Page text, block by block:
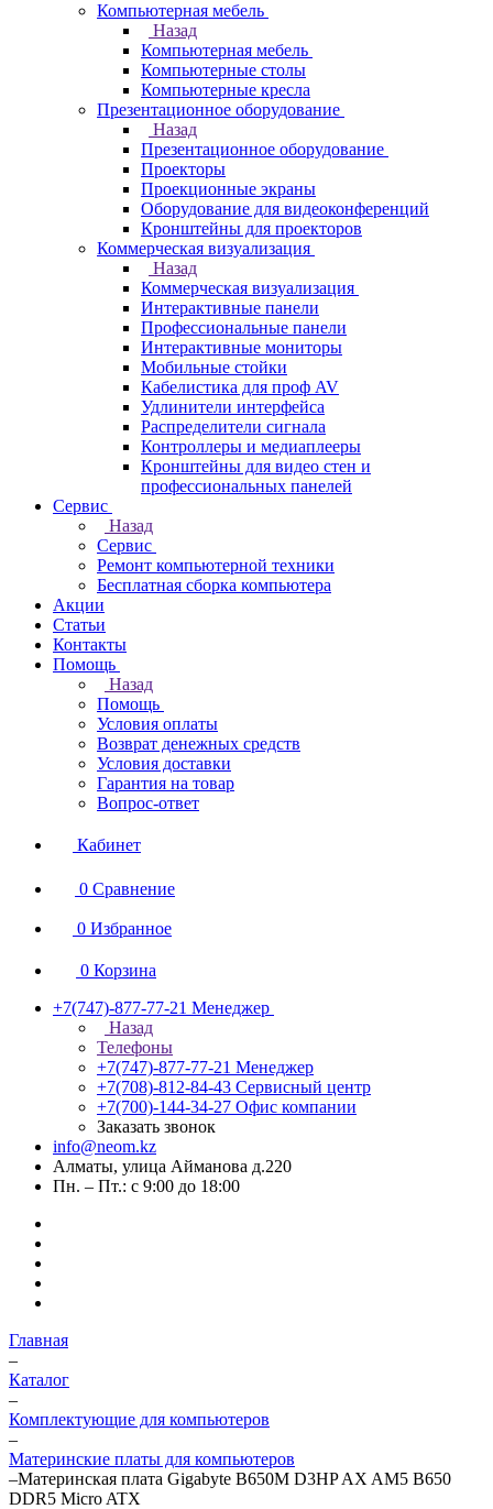
Компьютерная мебель
Назад
Компьютерная мебель
Компьютерные столы
Компьютерные кресла
Презентационное оборудование
Назад
Презентационное оборудование
Проекторы
Проекционные экраны
Оборудование для видеоконференций
Кронштейны для проекторов
Коммерческая визуализация
Назад
Коммерческая визуализация
Интерактивные панели
Профессиональные панели
Интерактивные мониторы
Мобильные стойки
Кабелистика для проф AV
Удлинители интерфейса
Распределители сигнала
Контроллеры и медиаплееры
Кронштейны для видео стен и
профессиональных панелей
Сервис
Назад
Сервис
Ремонт компьютерной техники
Бесплатная сборка компьютера
Акции
Статьи
Контакты
Помощь
Назад
Помощь
Условия оплаты
Возврат денежных средств
Условия доставки
Гарантия на товар
Вопрос-ответ
Кабинет
0 Сравнение
0 Избранное
0 Корзина
+7(747)-877-77-21 Менеджер
Назад
Телефоны
+7(747)-877-77-21 Менеджер
+7(708)-812-84-43 Сервисный центр
+7(700)-144-34-27 Офис компании
Заказать звонок
info@neom.kz
Алматы, улица Айманова д.220
Пн. – Пт.: с 9:00 до 18:00
Главная
–
Каталог
–
Комплектующие для компьютеров
–
Материнские платы для компьютеров
–Материнская плата Gigabyte B650M D3HP AX AM5 B650
DDR5 Micro ATX